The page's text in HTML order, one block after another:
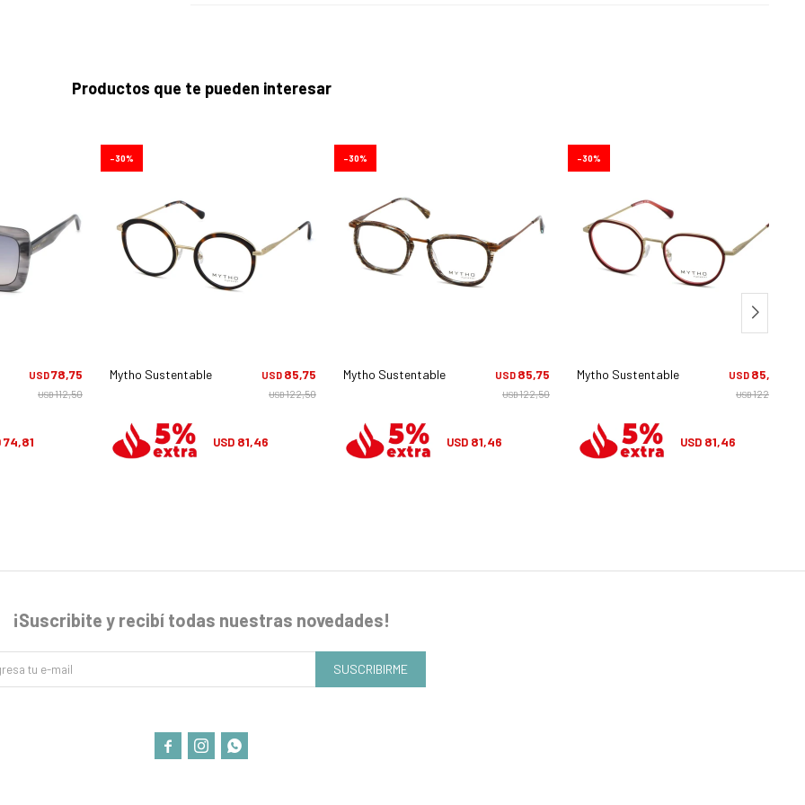
Productos que te pueden interesar
Albereta - C3
USD78,75
USD112,50
74,81
Mytho Sustentable 901 Firenze - C1
USD 85,75
USD122,50
30
USD 81,46
Mytho Sustentable 902 Giorgio - C3
USD 85,75
USD122,50
30
USD 81,46
Mytho Sustentable 903 Neri - C1
USD 85,75
USD122,50
30
USD 81,46
¡Suscribite y recibí todas nuestras novedades!
SUSCRIBIRME
  